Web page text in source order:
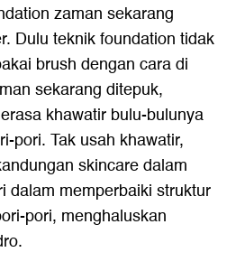
zaman sekarang
Dulu teknik foundation tidak
brush dengan cara di
sekarang ditepuk,
khawatir bulu-bulunya
pori. Tak usah khawatir,
skincare dalam
dalam memperbaiki struktur
pori, menghaluskan